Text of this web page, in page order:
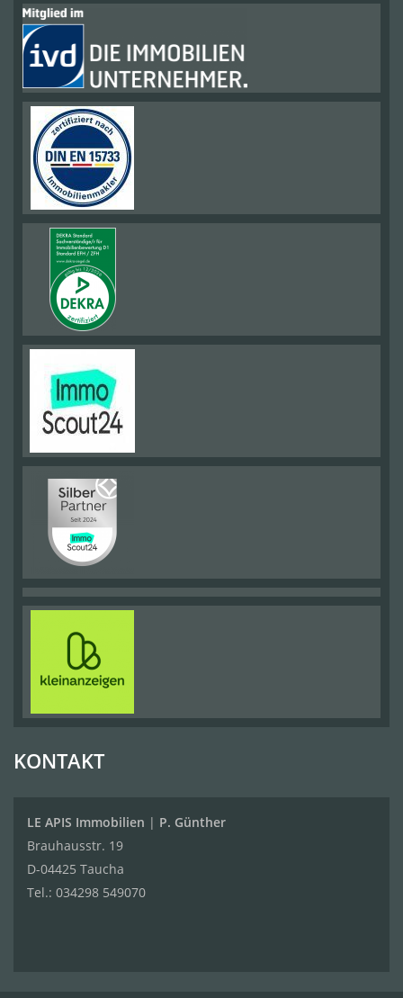
KONTAKT
LE APIS Immobilien | P. Günther
Brauhausstr. 19
D-04425 Taucha
Tel.: 034298 549070